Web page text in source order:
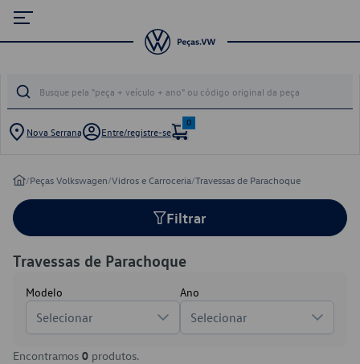
Nova Serrana Entre/registre-se
0
/Peças Volkswagen/Vidros e Carroceria/Travessas de Parachoque
Filtrar
Travessas de Parachoque
Modelo
Selecionar
Ano
Selecionar
Encontramos 0 produtos.